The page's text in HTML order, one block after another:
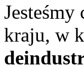
kraju, w